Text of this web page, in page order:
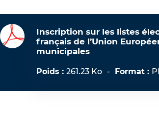
Inscription sur les listes
français de l’Union
municipales
Poids : 261.23 Ko - Format :